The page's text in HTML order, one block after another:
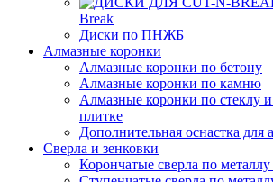
Break
Диски по ПНЖБ
Алмазные коронки
Алмазные коронки по бетону
Алмазные коронки по камню
Алмазные коронки по стеклу
плитке
Дополнительная оснастка для
Сверла и зенковки
Корончатые сверла по